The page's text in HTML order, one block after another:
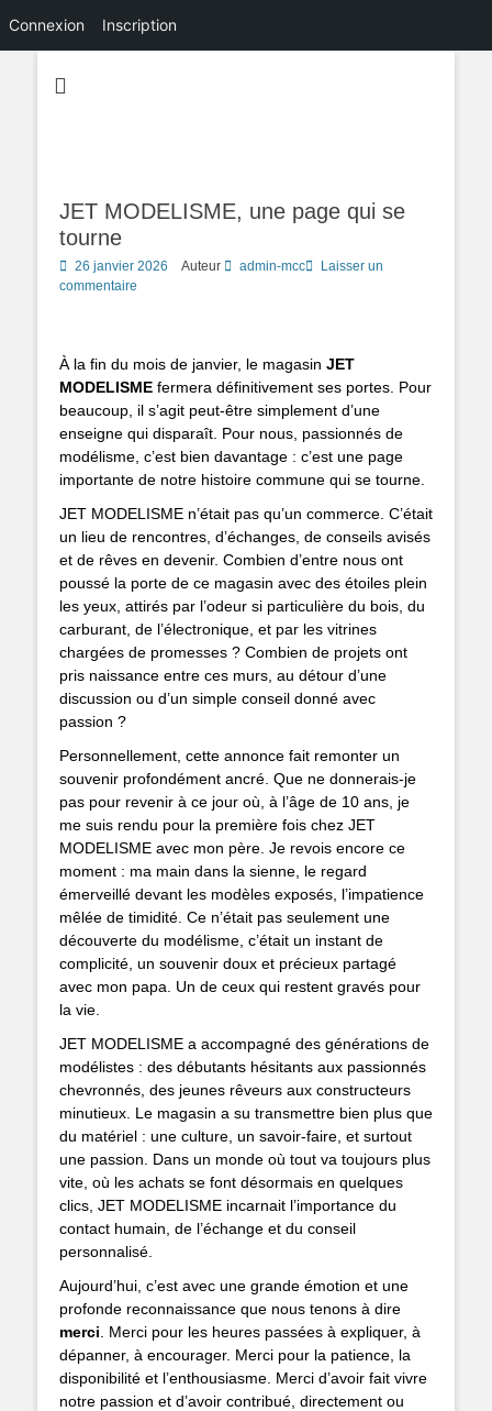
Connexion Inscription
JET MODELISME, une page qui se
tourne
Posted
on
26 janvier 2026 Auteur admin-mcc
Laisser un
commentaire
À la fin du mois de janvier, le magasin JET
MODELISME fermera définitivement ses portes. Pour
beaucoup, il s’agit peut-être simplement d’une
enseigne qui disparaît. Pour nous, passionnés de
modélisme, c’est bien davantage : c’est une page
importante de notre histoire commune qui se tourne.
JET MODELISME n’était pas qu’un commerce. C’était
un lieu de rencontres, d’échanges, de conseils avisés
et de rêves en devenir. Combien d’entre nous ont
poussé la porte de ce magasin avec des étoiles plein
les yeux, attirés par l’odeur si particulière du bois, du
carburant, de l’électronique, et par les vitrines
chargées de promesses ? Combien de projets ont
pris naissance entre ces murs, au détour d’une
discussion ou d’un simple conseil donné avec
passion ?
Personnellement, cette annonce fait remonter un
souvenir profondément ancré. Que ne donnerais-je
pas pour revenir à ce jour où, à l’âge de 10 ans, je
me suis rendu pour la première fois chez JET
MODELISME avec mon père. Je revois encore ce
moment : ma main dans la sienne, le regard
émerveillé devant les modèles exposés, l’impatience
mêlée de timidité. Ce n’était pas seulement une
découverte du modélisme, c’était un instant de
complicité, un souvenir doux et précieux partagé
avec mon papa. Un de ceux qui restent gravés pour
la vie.
JET MODELISME a accompagné des générations de
modélistes : des débutants hésitants aux passionnés
chevronnés, des jeunes rêveurs aux constructeurs
minutieux. Le magasin a su transmettre bien plus que
du matériel : une culture, un savoir-faire, et surtout
une passion. Dans un monde où tout va toujours plus
vite, où les achats se font désormais en quelques
clics, JET MODELISME incarnait l’importance du
contact humain, de l’échange et du conseil
personnalisé.
Aujourd’hui, c’est avec une grande émotion et une
profonde reconnaissance que nous tenons à dire
merci . Merci pour les heures passées à expliquer, à
dépanner, à encourager. Merci pour la patience, la
disponibilité et l’enthousiasme. Merci d’avoir fait vivre
notre passion et d’avoir contribué, directement ou